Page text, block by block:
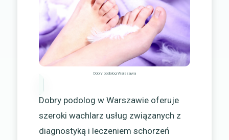
Dobry podolog Warszawa
Dobry podolog w Warszawie oferuje
szeroki wachlarz usług związanych z
diagnostyką i leczeniem schorzeń